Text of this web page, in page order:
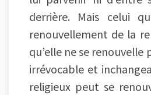
derrière. Mais celui
renouvellement de la
qu’elle ne se renouvelle
irrévocable et
religieux peut se